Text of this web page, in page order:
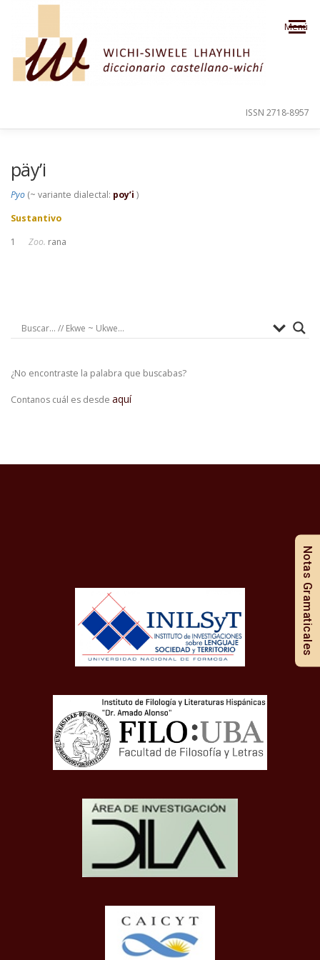
Saltar al contenido
Menú
ISSN 2718-8957
päy’i
Pyo (~ variante dialectal: poy’i )
Sustantivo
1 Zoo. rana
¿No encontraste la palabra que buscabas?
Contanos cuál es desde aquí
Notas Gramaticales